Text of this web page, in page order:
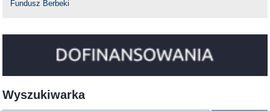
Fundusz Berbeki
Wyszukiwarka